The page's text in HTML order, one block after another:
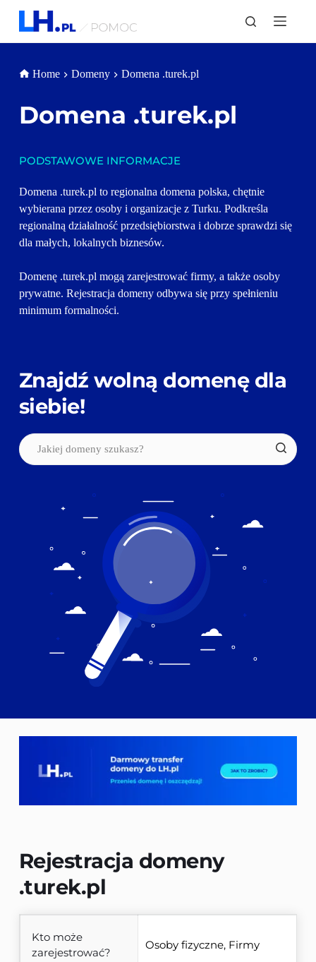
P
d
Home Domeny Domena .turek.pl
Domena .turek.pl
PODSTAWOWE INFORMACJE
Domena .turek.pl to regionalna domena polska, chętnie
wybierana przez osoby i organizacje z Turku. Podkreśla
regionalną działalność przedsiębiorstwa i dobrze sprawdzi się
dla małych, lokalnych biznesów.
Domenę .turek.pl mogą zarejestrować firmy, a także osoby
prywatne. Rejestracja domeny odbywa się przy spełnieniu
minimum formalności.
Znajdź wolną domenę dla
siebie!
Rejestracja domeny
.turek.pl
Kto może
zarejestrować?
Osoby fizyczne, Firmy